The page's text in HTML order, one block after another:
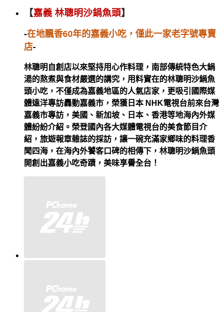
【嘉義 林聰明沙鍋魚頭】
-在地飄香60年的嘉義小吃，僅此一家老字號專賣
店-
林聰明自創店以來堅持用心作料理，南部傳統特色大鍋
湯的熬煮與食材嚴選的講究，用料實在的林聰明沙鍋魚
頭小吃，不僅成為嘉義地區的人氣店家，更吸引國際媒
體遠洋專訪轟動嘉義市，榮獲日本NHK電視台前來台灣
嘉義市專訪，美國、新加坡、日本、香港等地海內外媒
體紛紛介紹。榮登國內各大媒體電視台的美食節目介
紹，旅遊報章雜誌的採訪，讓一碗充滿家鄉味的料理香
聞四海，在海內外饕客口碑的相傳下，林聰明沙鍋魚頭
開創出嘉義小吃奇蹟，美味享譽全台！